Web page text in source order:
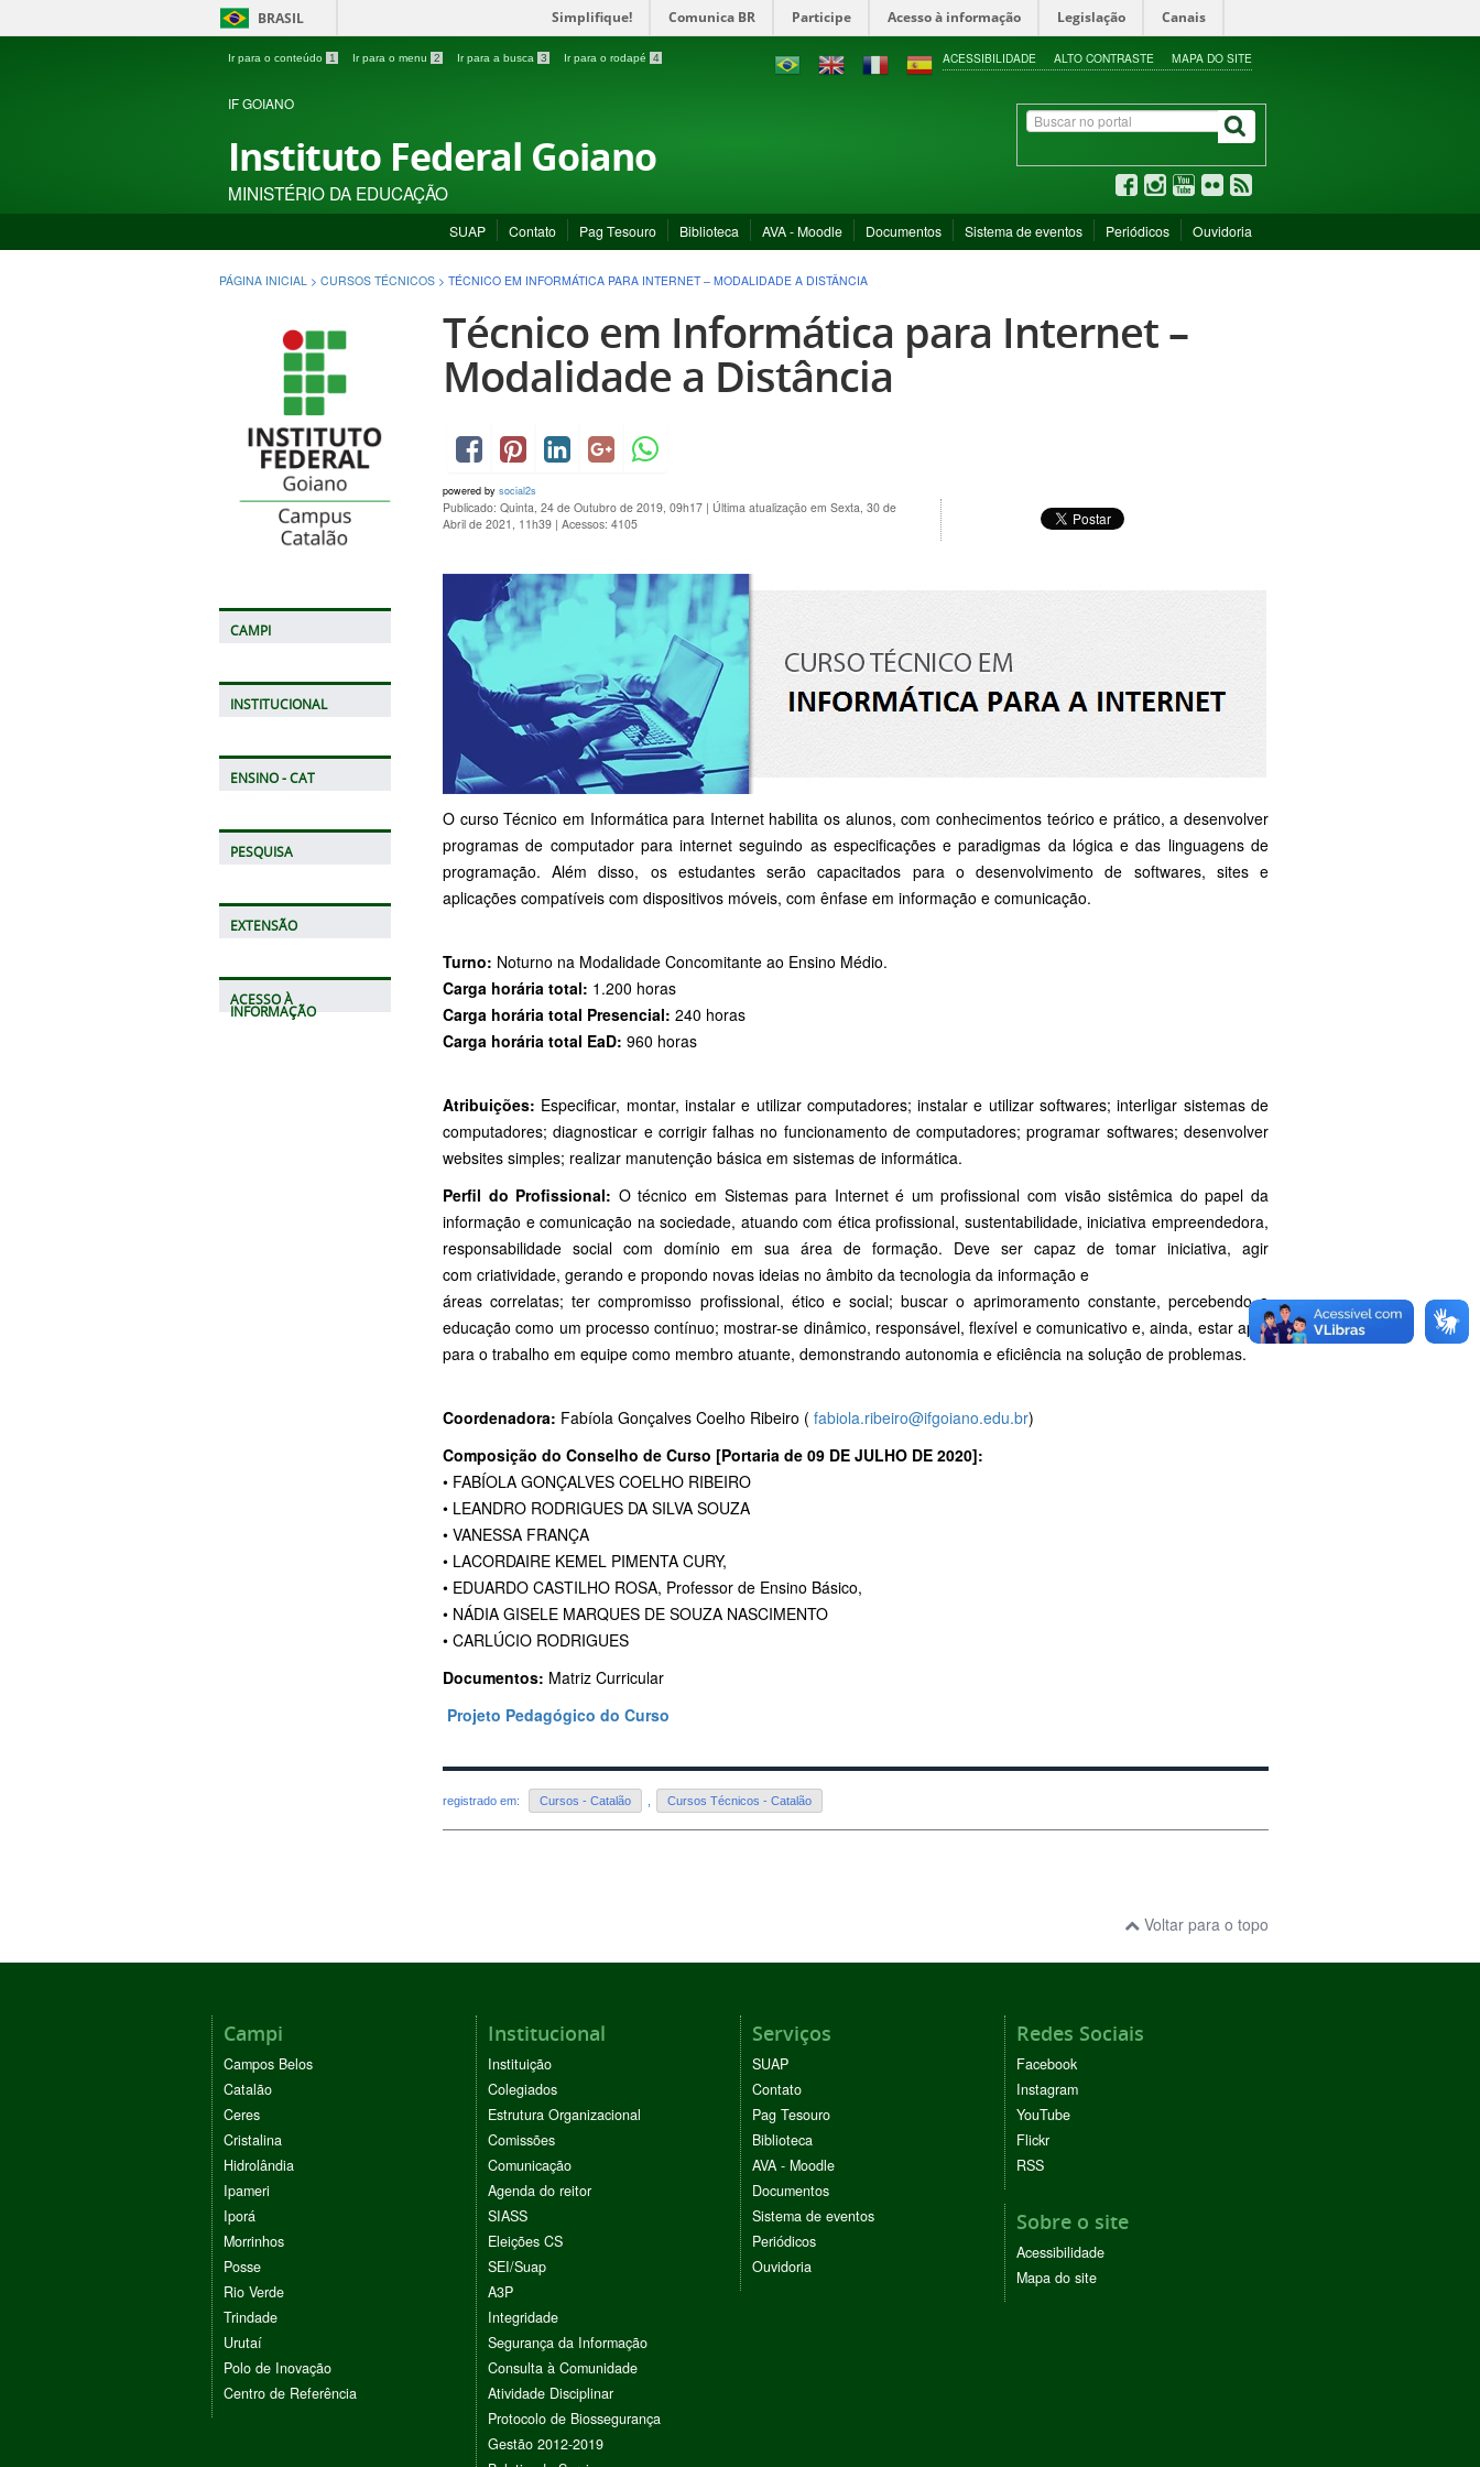
BRASIL Simplifique! Comunica BR Participe Acesso à informação Legislação Canais
Ir para o conteúdo 1 Ir para o menu 2 Ir para a busca 3 Ir para o rodapé 4 ACESSIBILIDADE ALTO CONTRASTE MAPA DO SITE
IF GOIANO
Instituto Federal Goiano
MINISTÉRIO DA EDUCAÇÃO
SUAP Contato Pag Tesouro Biblioteca AVA - Moodle Documentos Sistema de eventos Periódicos Ouvidoria
PÁGINA INICIAL > CURSOS TÉCNICOS > TÉCNICO EM INFORMÁTICA PARA INTERNET – MODALIDADE A DISTÂNCIA
CAMPI
INSTITUCIONAL
ENSINO - CAT
PESQUISA
EXTENSÃO
ACESSO À
INFORMAÇÃO
Técnico em Informática para Internet –
Modalidade a Distância
powered by social2s
Publicado: Quinta, 24 de Outubro de 2019, 09h17 | Última atualização em Sexta, 30 de
Abril de 2021, 11h39 | Acessos: 4105
O curso Técnico em Informática para Internet habilita os alunos, com conhecimentos teórico e prático, a desenvolver
programas de computador para internet seguindo as especificações e paradigmas da lógica e das linguagens de
programação. Além disso, os estudantes serão capacitados para o desenvolvimento de softwares, sites e
aplicações compatíveis com dispositivos móveis, com ênfase em informação e comunicação.
Turno: Noturno na Modalidade Concomitante ao Ensino Médio.
Carga horária total: 1.200 horas
Carga horária total Presencial: 240 horas
Carga horária total EaD: 960 horas
Atribuições: Especificar, montar, instalar e utilizar computadores; instalar e utilizar softwares; interligar sistemas de
computadores; diagnosticar e corrigir falhas no funcionamento de computadores; programar softwares; desenvolver
websites simples; realizar manutenção básica em sistemas de informática.
Perfil do Profissional: O técnico em Sistemas para Internet é um profissional com visão sistêmica do papel da
informação e comunicação na sociedade, atuando com ética profissional, sustentabilidade, iniciativa empreendedora,
responsabilidade social com domínio em sua área de formação. Deve ser capaz de tomar iniciativa, agir
com criatividade, gerando e propondo novas ideias no âmbito da tecnologia da informação e
áreas correlatas; ter compromisso profissional, ético e social; buscar o aprimoramento constante, percebendo a
educação como um processo contínuo; mostrar-se dinâmico, responsável, flexível e comunicativo e, ainda, estar apto
para o trabalho em equipe como membro atuante, demonstrando autonomia e eficiência na solução de problemas.
Coordenadora: Fabíola Gonçalves Coelho Ribeiro ( fabiola.ribeiro@ifgoiano.edu.br)
Composição do Conselho de Curso [Portaria de 09 DE JULHO DE 2020]:
• FABÍOLA GONÇALVES COELHO RIBEIRO
• LEANDRO RODRIGUES DA SILVA SOUZA
• VANESSA FRANÇA
• LACORDAIRE KEMEL PIMENTA CURY,
• EDUARDO CASTILHO ROSA, Professor de Ensino Básico,
• NÁDIA GISELE MARQUES DE SOUZA NASCIMENTO
• CARLÚCIO RODRIGUES
Documentos: Matriz Curricular
Projeto Pedagógico do Curso
registrado em: Cursos - Catalão Cursos Técnicos - Catalão
Voltar para o topo
Campi
Campos Belos
Catalão
Ceres
Cristalina
Hidrolândia
Ipameri
Iporá
Morrinhos
Posse
Rio Verde
Trindade
Urutaí
Polo de Inovação
Centro de Referência
Institucional
Instituição
Colegiados
Estrutura Organizacional
Comissões
Comunicação
Agenda do reitor
SIASS
Eleições CS
SEI/Suap
A3P
Integridade
Segurança da Informação
Consulta à Comunidade
Atividade Disciplinar
Protocolo de Biossegurança
Gestão 2012-2019
Serviços
SUAP
Contato
Pag Tesouro
Biblioteca
AVA - Moodle
Documentos
Sistema de eventos
Periódicos
Ouvidoria
Redes Sociais
Facebook
Instagram
YouTube
Flickr
RSS
Sobre o site
Acessibilidade
Mapa do site